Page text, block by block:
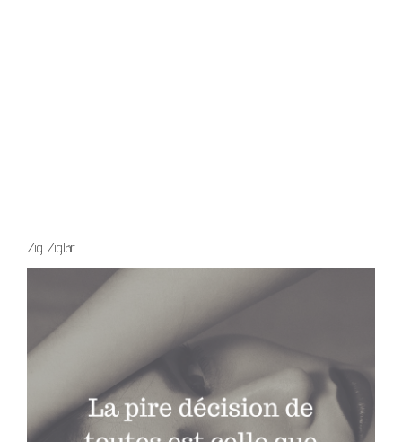
Zig Ziglar